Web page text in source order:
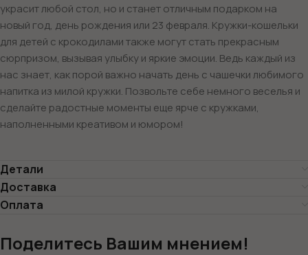
украсит любой стол, но и станет отличным подарком на
новый год, день рождения или 23 февраля. Кружки-кошельки
для детей с крокодилами также могут стать прекрасным
сюрпризом, вызывая улыбку и яркие эмоции. Ведь каждый из
нас знает, как порой важно начать день с чашечки любимого
напитка из милой кружки. Позвольте себе немного веселья и
сделайте радостные моменты еще ярче с кружками,
наполненными креативом и юмором!
Детали
Доставка
Оплата
Поделитесь Вашим мнением!